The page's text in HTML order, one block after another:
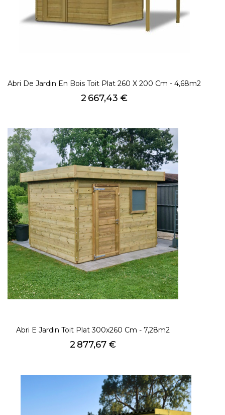
Abri De Jardin En Bois Toit Plat 260 X 200 Cm - 4,68m2
Prix
2 667,43 €
Abri E Jardin Toit Plat 300x260 Cm - 7,28m2
Prix
2 877,67 €